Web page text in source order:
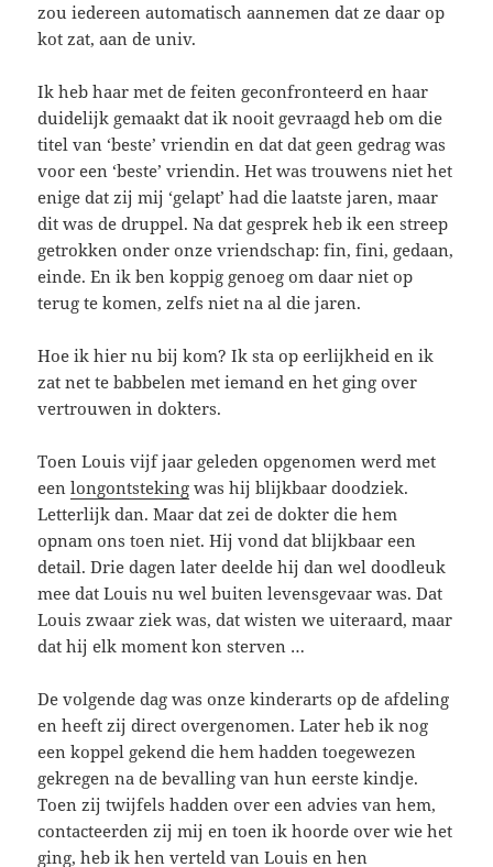
zou iedereen automatisch aannemen dat ze daar op
kot zat, aan de univ.
Ik heb haar met de feiten geconfronteerd en haar
duidelijk gemaakt dat ik nooit gevraagd heb om die
titel van ‘beste’ vriendin en dat dat geen gedrag was
voor een ‘beste’ vriendin. Het was trouwens niet het
enige dat zij mij ‘gelapt’ had die laatste jaren, maar
dit was de druppel. Na dat gesprek heb ik een streep
getrokken onder onze vriendschap: fin, fini, gedaan,
einde. En ik ben koppig genoeg om daar niet op
terug te komen, zelfs niet na al die jaren.
Hoe ik hier nu bij kom? Ik sta op eerlijkheid en ik
zat net te babbelen met iemand en het ging over
vertrouwen in dokters.
Toen Louis vijf jaar geleden opgenomen werd met
eenlongontsteking was hij blijkbaar doodziek.
Letterlijk dan. Maar dat zei de dokter die hem
opnam ons toen niet. Hij vond dat blijkbaar een
detail. Drie dagen later deelde hij dan wel doodleuk
mee dat Louis nu wel buiten levensgevaar was. Dat
Louis zwaar ziek was, dat wisten we uiteraard, maar
dat hij elk moment kon sterven …
De volgende dag was onze kinderarts op de afdeling
en heeft zij direct overgenomen. Later heb ik nog
een koppel gekend die hem hadden toegewezen
gekregen na de bevalling van hun eerste kindje.
Toen zij twijfels hadden over een advies van hem,
contacteerden zij mij en toen ik hoorde over wie het
ging, heb ik hen verteld van Louis en hen